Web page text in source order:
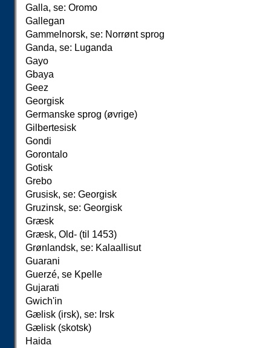
Galla, se: Oromo
Gallegan
Gammelnorsk, se: Norrønt sprog
Ganda, se: Luganda
Gayo
Gbaya
Geez
Georgisk
Germanske sprog (øvrige)
Gilbertesisk
Gondi
Gorontalo
Gotisk
Grebo
Grusisk, se: Georgisk
Gruzinsk, se: Georgisk
Græsk
Græsk, Old- (til 1453)
Grønlandsk, se: Kalaallisut
Guarani
Guerzé, se Kpelle
Gujarati
Gwich'in
Gælisk (irsk), se: Irsk
Gælisk (skotsk)
Haida